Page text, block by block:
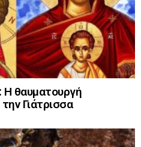
Η θαυματουργή
Γιάτρισσα